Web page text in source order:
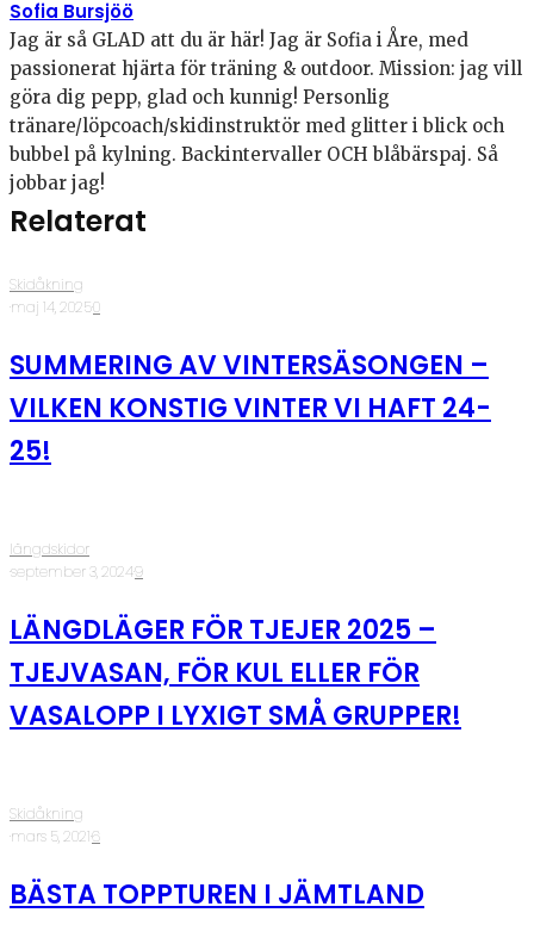
Sofia Bursjöö
Jag är så GLAD att du är här! Jag är Sofia i Åre, med
passionerat hjärta för träning & outdoor. Mission: jag vill
göra dig pepp, glad och kunnig! Personlig
tränare/löpcoach/skidinstruktör med glitter i blick och
bubbel på kylning. Backintervaller OCH blåbärspaj. Så
jobbar jag!
Relaterat
Skidåkning
·maj 14, 2025·0
SUMMERING AV VINTERSÄSONGEN –
VILKEN KONSTIG VINTER VI HAFT 24-
25!
längdskidor
·september 3, 2024·9
LÄNGDLÄGER FÖR TJEJER 2025 –
TJEJVASAN, FÖR KUL ELLER FÖR
VASALOPP I LYXIGT SMÅ GRUPPER!
Skidåkning
·mars 5, 2021·6
BÄSTA TOPPTUREN I JÄMTLAND